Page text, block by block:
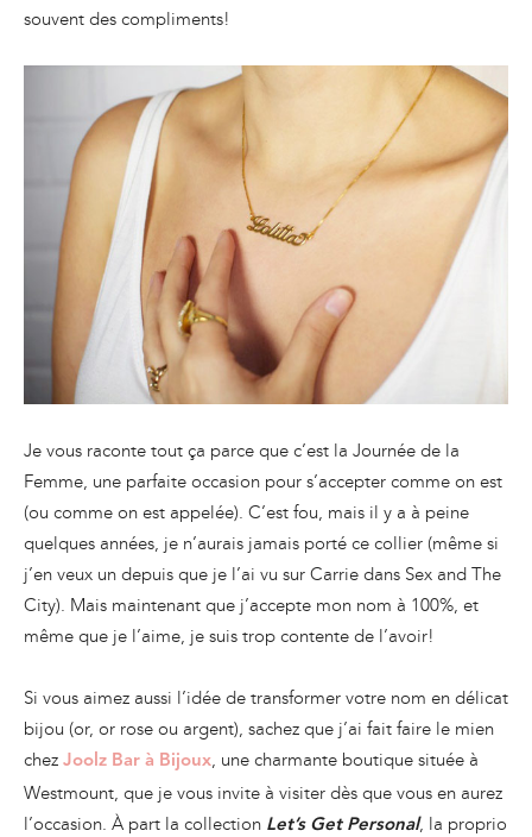
souvent des compliments!
Je vous raconte tout ça parce que c’est la Journée de la
Femme, une parfaite occasion pour s’accepter comme on est
(ou comme on est appelée). C’est fou, mais il y a à peine
quelques années, je n’aurais jamais porté ce collier (même si
j’en veux un depuis que je l’ai vu sur Carrie dans Sex and The
City). Mais maintenant que j’accepte mon nom à 100%, et
même que je l’aime, je suis trop contente de l’avoir!
Si vous aimez aussi l’idée de transformer votre nom en délicat
bijou (or, or rose ou argent), sachez que j’ai fait faire le mien
chez Joolz Bar à Bijoux, une charmante boutique située à
Westmount, que je vous invite à visiter dès que vous en aurez
l’occasion. À part la collection Let’s Get Personal, la proprio